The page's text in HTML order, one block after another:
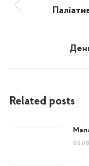
navigation
Related posts